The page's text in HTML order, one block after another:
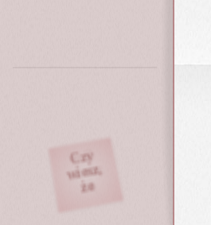
Czy
wiesz,
że
Czy
wiesz,
że